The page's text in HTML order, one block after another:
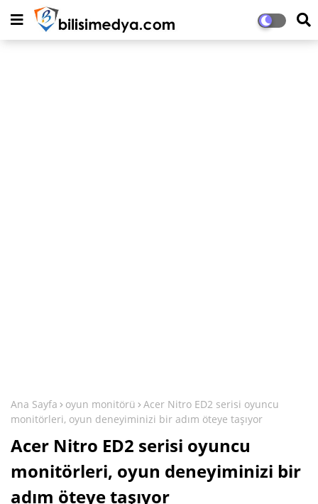
Ana Sayfa oyun monitörü
Acer Nitro ED2 serisi oyuncu
monitörleri, oyun deneyiminizi bir adım öteye taşıyor
Acer Nitro ED2 serisi oyuncu
monitörleri, oyun deneyiminizi bir
adım öteye taşıyor